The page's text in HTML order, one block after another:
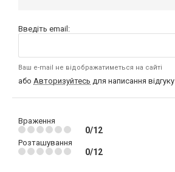
Введіть email:
Ваш e-mail не відображатиметься на сайті
або Авторизуйтесь для написання відгуку
Враження
0/12
Розташування
0/12